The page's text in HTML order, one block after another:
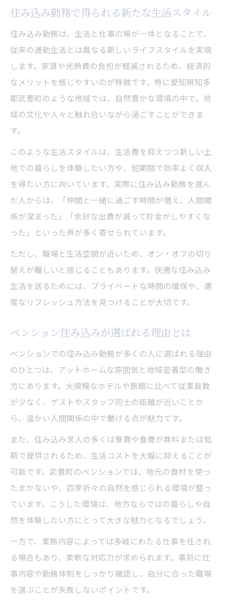
武豊町で理想の住み込み求人を見つける方
住み込み可能な求人がもたらす安心感
寮付き住み込み求人の選び方のポイント
住み込み求人比較で重視したい条件とは
寮付きペンション勤務のリアルな魅力とは
寮付き住み込みで実現する快適な生活環境
説
寮費負担が軽い住み込み勤務の魅力
住み込みで感じるペンションの雰囲気や特
長
住み込み勤務がもたらす人間関係の変化
住み込みで家賃や光熱費を大幅に節約
生活コストが下がる住み込み勤務の実態
住み込みが支える武豊町での安定生活
武豊町で叶う住まいと仕事の両立術
住み込み勤務で住居と仕事を同時に確保
武豊町で実現する住まいと職場の最適化
通勤ストレスが減る住み込み生活の工夫
住み込み求人を活用した安定した暮らし方
働きながら住まいも整う住み込みの魅力
無理なく転職する住み込み活用ポイント
住み込み転職で失敗しない準備と注意点
住み込みを活用したスムーズな転職術
転職時に住み込みを選ぶメリットと工夫
法
住み込み勤務で得られる新たな生活スタイル
住み込み勤務は、生活と仕事の場が一体となることで、
従来の通勤生活とは異なる新しいライフスタイルを実現
します。家賃や光熱費の負担が軽減されるため、経済的
なメリットを感じやすいのが特徴です。特に愛知県知多
郡武豊町のような地域では、自然豊かな環境の中で、地
域の文化や人々と触れ合いながら過ごすことができま
す。
このような生活スタイルは、生活費を抑えつつ新しい土
地での暮らしを体験したい方や、短期間で効率よく収入
を得たい方に向いています。実際に住み込み勤務を選ん
だ人からは、「仲間と一緒に過ごす時間が増え、人間関
係が深まった」「余計な出費が減って貯金がしやすくな
った」といった声が多く寄せられています。
ただし、職場と生活空間が近いため、オン・オフの切り
替えが難しいと感じることもあります。快適な住み込み
生活を送るためには、プライベートな時間の確保や、適
度なリフレッシュ方法を見つけることが大切です。
ペンション住み込みが選ばれる理由とは
ペンションでの住み込み勤務が多くの人に選ばれる理由
のひとつは、アットホームな雰囲気と地域密着型の働き
方にあります。大規模なホテルや旅館に比べて従業員数
が少なく、ゲストやスタッフ同士の距離が近いことか
ら、温かい人間関係の中で働ける点が魅力です。
また、住み込み求人の多くは寮費や食費が無料または低
額で提供されるため、生活コストを大幅に抑えることが
可能です。武豊町のペンションでは、地元の食材を使っ
たまかないや、四季折々の自然を感じられる環境が整っ
ています。こうした環境は、地方ならではの暮らしや自
然を体験したい方にとって大きな魅力となるでしょう。
一方で、業務内容によっては多岐にわたる仕事を任され
る場合もあり、柔軟な対応力が求められます。事前に仕
事内容や勤務体制をしっかり確認し、自分に合った職場
を選ぶことが失敗しないポイントです。